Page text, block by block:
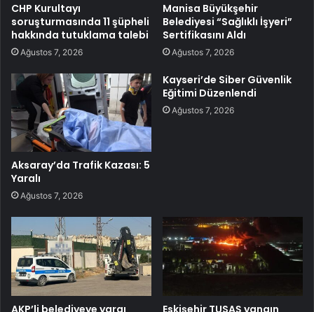
CHP Kurultayı
soruşturmasında 11 şüpheli
hakkında tutuklama talebi
Ağustos 7, 2026
Manisa Büyükşehir
Belediyesi “Sağlıklı İşyeri”
Sertifikasını Aldı
Ağustos 7, 2026
Aksaray’da Trafik Kazası: 5
Yaralı
Ağustos 7, 2026
Kayseri’de Siber Güvenlik
Eğitimi Düzenlendi
Ağustos 7, 2026